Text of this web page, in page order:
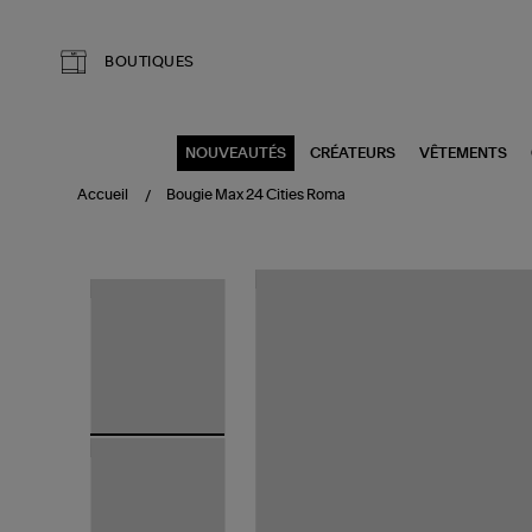
BOUTIQUES
NOUVEAUTÉS CRÉATEURS VÊTEMENTS
Accueil Bougie Max 24 Cities Roma